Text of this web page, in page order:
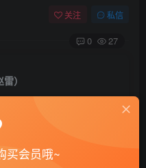
关注 私信
0 27
）
资源
钻石会员
买会员哦~